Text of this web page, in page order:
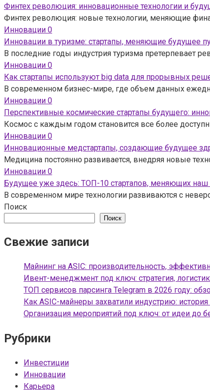
Финтех революция: инновационные технологии и
Финтех революция: новые технологии, меняющие
Инновации 0
Инновации в туризме: стартапы, меняющие будущее
В последние годы индустрия туризма претерпевает
Инновации 0
Как стартапы используют big data для прорывных
В современном бизнес-мире, где объем данных
Инновации 0
Перспективные космические стартапы будущего:
Космос с каждым годом становится все более
Инновации 0
Инновационные медстартапы, создающие будущее
Медицина постоянно развивается, внедряя новые
Инновации 0
Будущее уже здесь: ТОП-10 стартапов, меняющих
В современном мире технологии развиваются с
Поиск
Поиск
Свежие записи
Майнинг на ASIC: производительность,
Ивент-менеджмент под ключ: стратегия,
ТОП сервисов парсинга Telegram в 2026 году:
Как ASIC-майнеры захватили индустрию:
Организация мероприятий под ключ: от идеи до
Рубрики
Инвестиции
Инновации
Карьера